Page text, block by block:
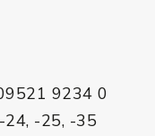
9234 0
-25, -35